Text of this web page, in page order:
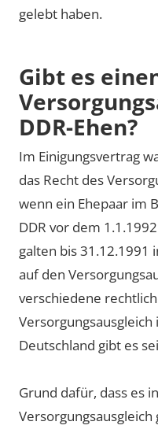
gelebt haben.
Gibt es
DDR-Ehen?
Im Einigungsvertrag
das Recht des
wenn ein Ehepaar im
DDR vor dem
galten bis 31.12.1991
auf den
verschiedene
Deutschland gibt es
Grund dafür, dass es